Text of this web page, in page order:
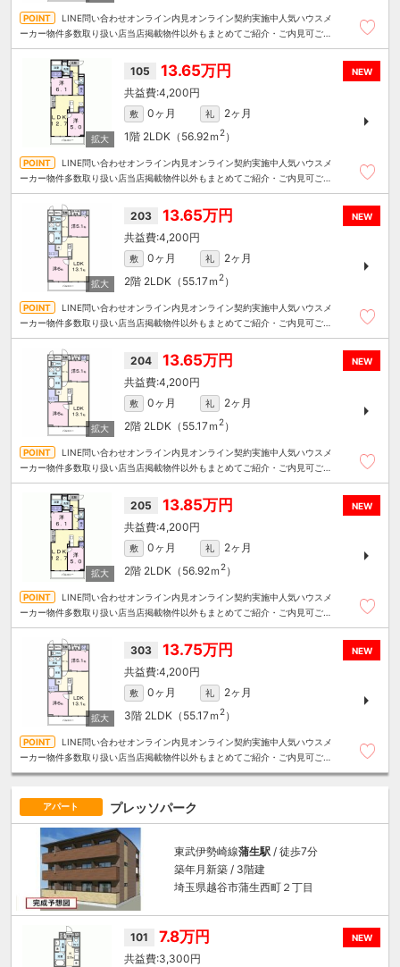
LINE問い合わせオンライン内見オンライン契約実施中人気ハウスメ
ーカー物件多数取り扱い店当店掲載物件以外もまとめてご紹介・ご内見可ご予
NEW
105 13.65万円
4,200円
敷 0ヶ月 礼
2ヶ月
1階 2LDK（56.92ｍ2）
LINE問い合わせオンライン内見オンライン契約実施中人気ハウスメ
ーカー物件多数取り扱い店当店掲載物件以外もまとめてご紹介・ご内見可ご予
NEW
203 13.65万円
4,200円
敷 0ヶ月 礼
2ヶ月
2階 2LDK（55.17ｍ2）
LINE問い合わせオンライン内見オンライン契約実施中人気ハウスメ
ーカー物件多数取り扱い店当店掲載物件以外もまとめてご紹介・ご内見可ご予
NEW
204 13.65万円
4,200円
敷 0ヶ月 礼
2ヶ月
2階 2LDK（55.17ｍ2）
LINE問い合わせオンライン内見オンライン契約実施中人気ハウスメ
ーカー物件多数取り扱い店当店掲載物件以外もまとめてご紹介・ご内見可ご予
NEW
205 13.85万円
4,200円
敷 0ヶ月 礼
2ヶ月
2階 2LDK（56.92ｍ2）
LINE問い合わせオンライン内見オンライン契約実施中人気ハウスメ
ーカー物件多数取り扱い店当店掲載物件以外もまとめてご紹介・ご内見可ご予
NEW
303 13.75万円
4,200円
敷 0ヶ月 礼
2ヶ月
3階 2LDK（55.17ｍ2）
LINE問い合わせオンライン内見オンライン契約実施中人気ハウスメ
ーカー物件多数取り扱い店当店掲載物件以外もまとめてご紹介・ご内見可ご予
アパート プレッソパーク
東武伊勢崎線蒲生駅 / 徒歩7分
築年月新築 / 3階建
埼玉県越谷市蒲生西町２丁目
NEW
101 7.8万円
3,300円